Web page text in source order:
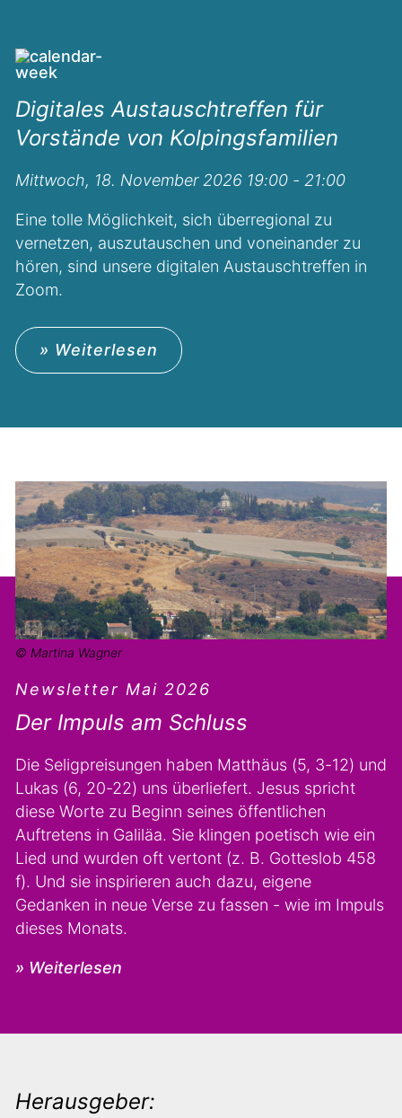
Digitales Austauschtreffen für
Vorstände von Kolpingsfamilien
Mittwoch, 18. November 2026 19:00 - 21:00
Eine tolle Möglichkeit, sich überregional zu
vernetzen, auszutauschen und voneinander zu
hören, sind unsere digitalen Austauschtreffen in
Zoom.
» Weiterlesen
© Martina Wagner
Newsletter Mai 2026
Der Impuls am Schluss
Die Seligpreisungen haben Matthäus (5, 3-12) und
Lukas (6, 20-22) uns überliefert. Jesus spricht
diese Worte zu Beginn seines öffentlichen
Auftretens in Galiläa. Sie klingen poetisch wie ein
Lied und wurden oft vertont (z. B. Gotteslob 458
f). Und sie inspirieren auch dazu, eigene
Gedanken in neue Verse zu fassen - wie im Impuls
dieses Monats.
» Weiterlesen
Herausgeber: